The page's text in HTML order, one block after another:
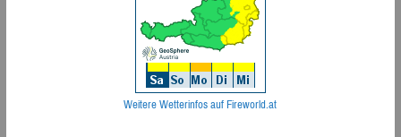
Weitere Wetterinfos auf Fireworld.at